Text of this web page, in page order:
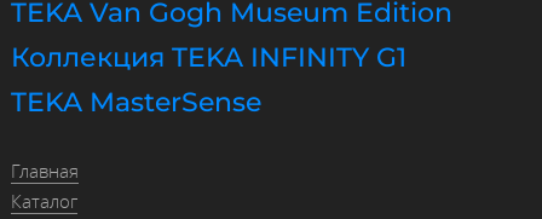
TEKA Van Gogh Museum Edition
Коллекция TEKA INFINITY G1
TEKA MasterSense
Главная
Каталог